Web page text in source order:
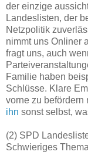
der einzige
Landeslisten, der
Netzpolitik
nimmt uns Onliner
fragt uns, auch
Familie haben
Schlüsse. Klare
vorne zu befördern
ihn sonst selbst,
(2) SPD
Schwieriges